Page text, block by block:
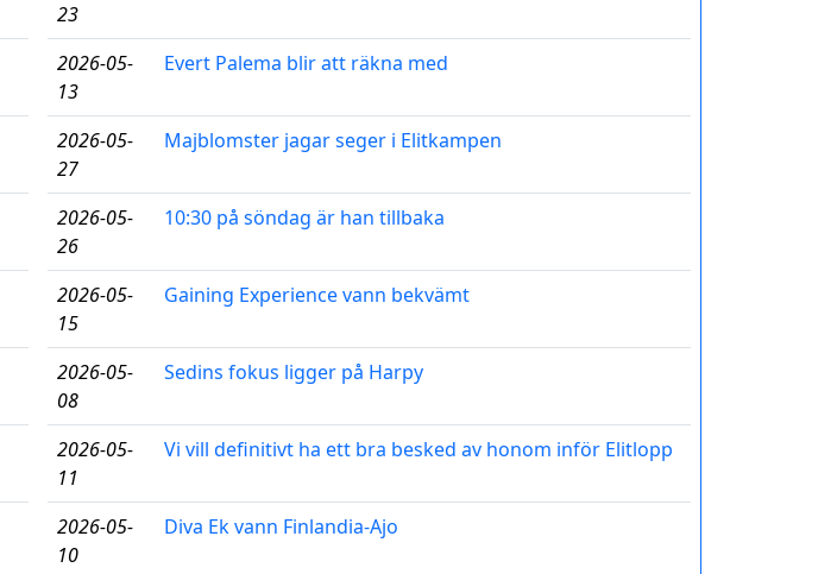
23
2026-05-
13
Evert Palema blir att räkna med
2026-05-
27
Majblomster jagar seger i Elitkampen
2026-05-
26
10:30 på söndag är han tillbaka
2026-05-
15
Gaining Experience vann bekvämt
2026-05-
08
Sedins fokus ligger på Harpy
2026-05-
11
Vi vill definitivt ha ett bra besked av honom inför Elitlopp
2026-05-
10
Diva Ek vann Finlandia-Ajo